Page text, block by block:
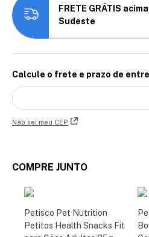
FRETE GRÁTIS
Sudeste
Calcule o frete e prazo de
Não sei meu CEP
COMPRE JUNTO
Petisco Pet Nutrition
Petitos Health Snacks Fit